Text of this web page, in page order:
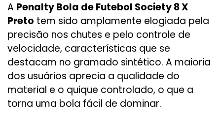
A Penalty Bola de Futebol Society 8 X
Preto tem sido amplamente elogiada pela
precisão nos chutes e pelo controle de
velocidade, características que se
destacam no gramado sintético. A maioria
dos usuários aprecia a qualidade do
material e o quique controlado, o que a
torna uma bola fácil de dominar.